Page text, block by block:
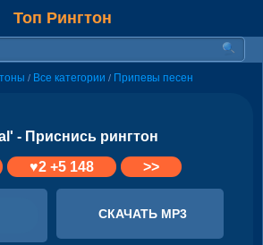
Топ Рингтон
/ Все категории / Припевы песен
- Приснись рингтон
♥2 +5 148 >>
СКАЧАТЬ MP3